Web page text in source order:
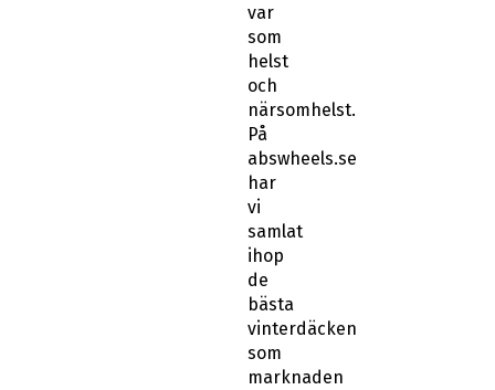
var
som
helst
och
närsomhelst.
På
abswheels.se
har
vi
samlat
ihop
de
bästa
vinterdäcken
som
marknaden